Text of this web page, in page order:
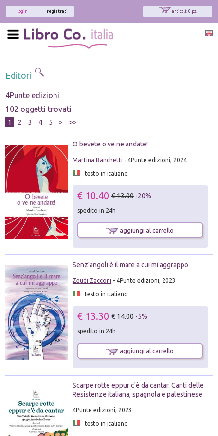
articoli: 0 pz.
registrati
login
Editori
4Punte edizioni
102 oggetti trovati
1 2 3 4 5 > >>
O bevete o ve ne andate!
Martina Banchetti - 4Punte edizioni, 2024
testo in italiano
€ 10.40 € 13.00 -20%
spedito in 24h
aggiungi al carrello
Senz'angoli è il mare a cui mi aggrappo
Zeudi Zacconi - 4Punte edizioni, 2023
testo in italiano
€ 13.30 € 14.00 -5%
spedito in 24h
aggiungi al carrello
Scarpe rotte eppur c'è da cantar. Canti delle
Resistenze italiana, spagnola e palestinese
4Punte edizioni, 2023
testo in italiano